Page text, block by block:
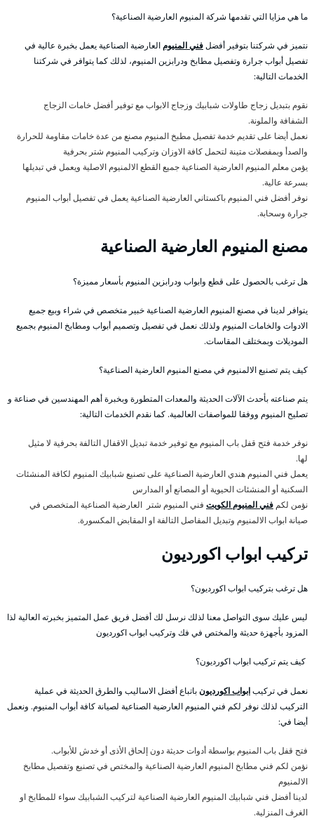
ما هي مزايا التي تقدمها شركة المنيوم العارضية الصناعية؟
نتميز في شركتنا بتوفير أفضلفني المنيومالعارضية الصناعية يعمل بخبرة عالية في
تفصيل أبواب جرارة وتفصيل مطابخ ودرابزين المنيوم، لذلك كما يتوافر في شركتنا
الخدمات التالية:
نقوم بتبديل زجاج طاولات شبابيك وزجاج الابواب مع توفير أفضل خامات الزجاج
الشفافة والملونة.
نعمل أيضا على تقديم خدمة تفصيل مطبخ المنيوم مصنع من عدة خامات مقاومة للحرارة
والصدأ وبمفصلات متينة لتحمل كافة الاوزان وتركيب المنيوم شتر بحرفية
يؤمن معلم المنيوم العارضية الصناعية جميع القطع الالمنيوم الاصلية ويعمل في تبديلها
بسرعة عالية.
نوفر أفضل فني المنيوم باكستاني العارضية الصناعية يعمل في تفصيل أبواب المنيوم
جرارة وسحابة.
مصنع المنيوم العارضية الصناعية
هل ترغب بالحصول على قطع وابواب ودرابزين المنيوم بأسعار مميزة؟
يتوافر لدينا في مصنع المنيوم العارضية الصناعية خبير متخصص في شراء وبيع جميع
الادوات والخامات المنيوم ولذلك نعمل في تفصيل وتصميم أبواب ومطابخ المنيوم بجميع
الموديلات وبمختلف المقاسات.
كيف يتم تصنيع الالمنيوم في مصنع المنيوم العارضية الصناعية؟
يتم صناعته بأحدث الآلات الحديثة والمعدات المتطورة وبخبرة أهم المهندسين في صناعة و
تصليح المنيوم ووفقا للمواصفات العالمية. كما نقدم الخدمات التالية:
نوفر خدمة فتح قفل باب المنيوم مع توفير خدمة تبديل الاقفال التالفة بحرفية لا مثيل
لها.
يعمل فني المنيوم هندي العارضية الصناعية على تصنيع شبابيك المنيوم لكافة المنشئات
السكنية أو المنشئات الحيوية أو المصانع أو المدارس
نؤمن لكم فني المنيوم الكويت فني المنيوم شتر العارضية الصناعية المتخصص في
صيانة ابواب الالمنيوم وتبديل المفاصل التالفة او المقابض المكسورة.
تركيب ابواب اكورديون
هل ترغب بتركيب ابواب اكورديون؟
ليس عليك سوى التواصل معنا لذلك نرسل لك أفضل فريق عمل المتميز بخبرته العالية لذا
المزود بأجهزة حديثة والمختص في فك وتركيب ابواب اكورديون
كيف يتم تركيب ابواب اكورديون؟
نعمل في تركيبابواب اكورديونباتباع أفضل الاساليب والطرق الحديثة في عملية
التركيب لذلك نوفر لكم فني المنيوم العارضية الصناعية لصيانة كافة أبواب المنيوم. ونعمل
أيضا في:
فتح قفل باب المنيوم بواسطة أدوات حديثة دون إلحاق الأذى أو خدش للأبواب.
نؤمن لكم فني مطابخ المنيوم العارضية الصناعية والمختص في تصنيع وتفصيل مطابخ
الالمنيوم
لدينا أفضل فني شبابيك المنيوم العارضية الصناعية لتركيب الشبابيك سواء للمطابخ او
الغرف المنزلية.